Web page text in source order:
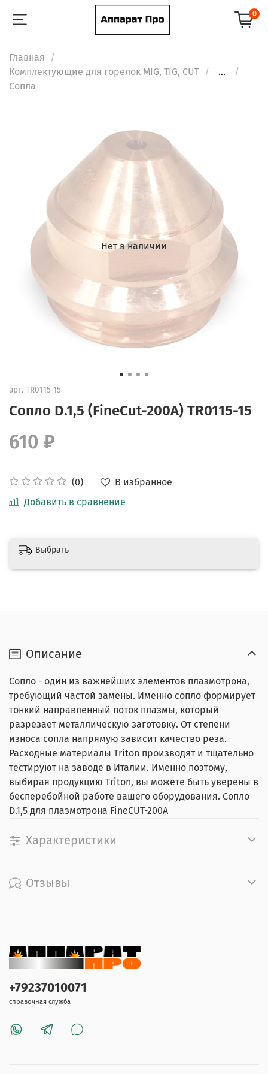
0
Главная
Комплектующие для горелок MIG, TIG, CUT
...
Сопла
Нет в наличии
арт. TR0115-15
Сопло D.1,5 (FineCut-200A) TR0115-15
(0)
В избранное
Добавить в сравнение
610 ₽
Выбрать
Описание
Сопло - один из важнейших элементов плазмотрона,
требующий частой замены. Именно сопло формирует
тонкий направленный поток плазмы, который
разрезает металлическую заготовку. От степени
износа сопла напрямую зависит качество реза.
Расходные материалы Triton производят и тщательно
тестируют на заводе в Италии. Именно поэтому,
выбирая продукцию Triton, вы можете быть уверены в
бесперебойной работе вашего оборудования. Сопло
D.1,5 для плазмотрона FineCUT-200A
Характеристики
Отзывы
+79237010071
справочная служба